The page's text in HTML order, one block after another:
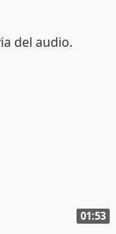
01:53